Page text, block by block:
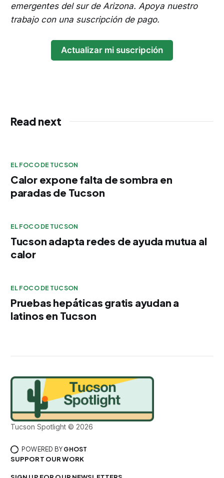
emergentes del sur de Arizona. Apoya nuestro
trabajo con una suscripción de pago.
Actualizar mi suscripción
Read next
EL FOCO DE TUCSON
Calor expone falta de sombra en
paradas de Tucson
EL FOCO DE TUCSON
Tucson adapta redes de ayuda mutua al
calor
EL FOCO DE TUCSON
Pruebas hepáticas gratis ayudan a
latinos en Tucson
Tucson Spotlight © 2026
POWERED BY GHOST
SUPPORT OUR WORK